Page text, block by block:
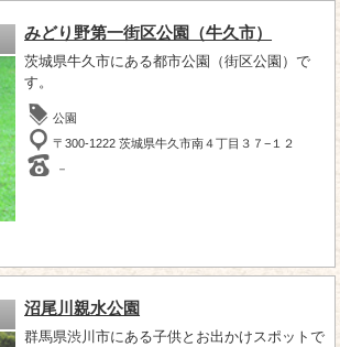
みどり野第一街区公園（牛久市）
茨城県牛久市にある都市公園（街区公園）で
す。
公園
〒300-1222 茨城県牛久市南４丁目３７−１２
－
沼尾川親水公園
群馬県渋川市にある子供とお出かけスポットで